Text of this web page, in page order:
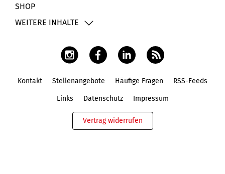
SHOP
WEITERE INHALTE
Kontakt Stellenangebote Häufige Fragen RSS-Feeds
Links Datenschutz Impressum
Vertrag widerrufen